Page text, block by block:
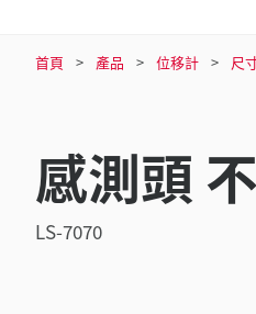
首頁 產品 位移計 尺
感測頭
LS-7070